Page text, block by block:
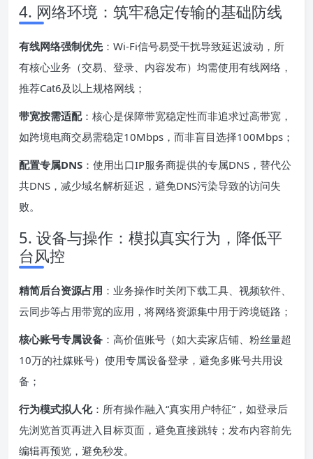
4. 网络环境：筑牢稳定传输的基础防线
有线网络强制优先：Wi-Fi信号易受干扰导致延迟波动，所
有核心业务（交易、登录、内容发布）均需使用有线网络，
推荐Cat6及以上规格网线；
带宽按需适配：核心是保障带宽稳定性而非追求过高带宽，
如跨境电商交易需稳定10Mbps，而非盲目选择100Mbps；
配置专属DNS ：使用出口IP服务商提供的专属DNS，替代公
共DNS，减少域名解析延迟，避免DNS污染导致的访问失
败。
5. 设备与操作：模拟真实行为，降低平
台风控
精简后台资源占用 ：业务操作时关闭下载工具、视频软件、
云同步等占用带宽的应用，将网络资源集中用于跨境链路；
核心账号专属设备 ：高价值账号（如大卖家店铺、粉丝量超
10万的社媒账号）使用专属设备登录，避免多账号共用设
备；
行为模式拟人化：所有操作融入“真实用户特征”，如登录后
先浏览首页再进入目标页面，避免直接跳转；发布内容前先
编辑再预览，避免秒发。